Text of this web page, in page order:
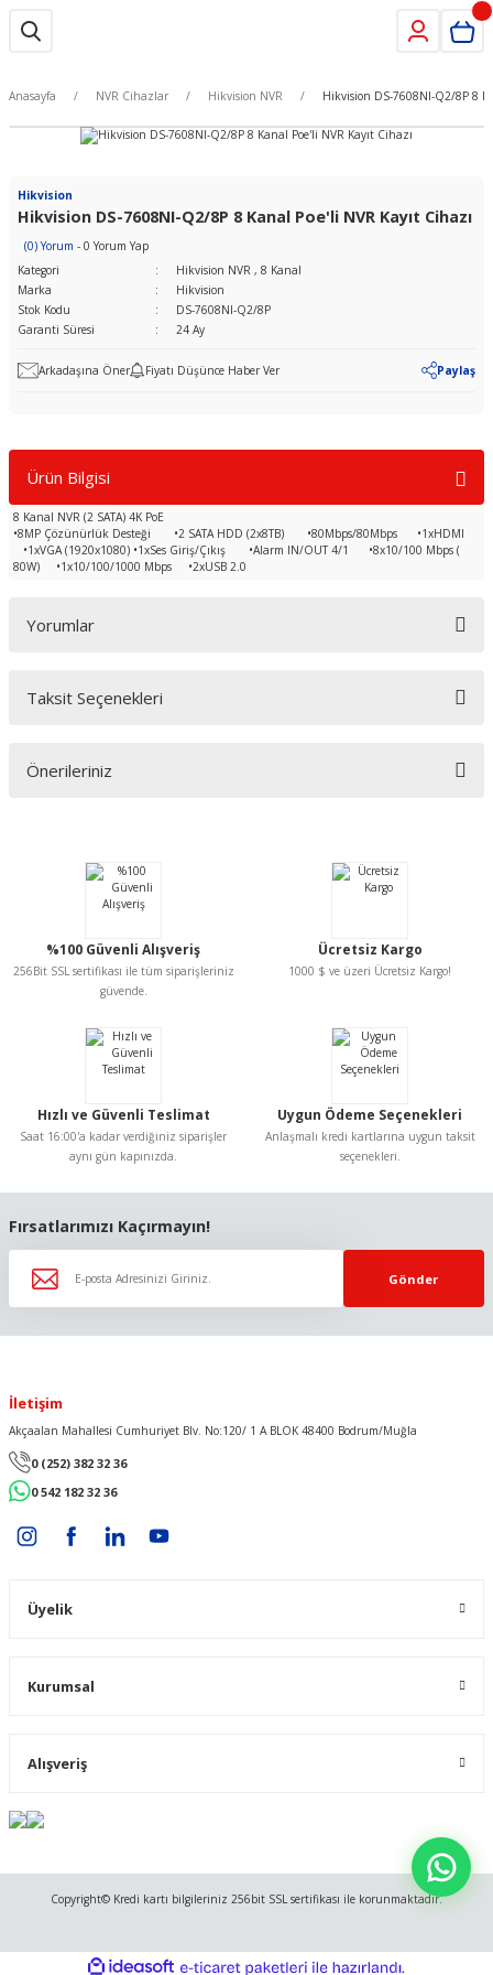
Anasayfa NVR Cihazlar Hikvision NVR Hikvision DS-7608NI-Q2/8P 8
Hikvision
Hikvision DS-7608NI-Q2/8P 8 Kanal Poe'li NVR Kayıt Cihazı
(0) Yorum - 0 Yorum Yap
Kategori
Hikvision NVR , 8 Kanal
Marka
Hikvision
Stok Kodu
DS-7608NI-Q2/8P
Garanti Süresi
24 Ay
Arkadaşına Öner Fiyatı Düşünce Haber Ver Paylaş
Ürün Bilgisi
8 Kanal NVR (2 SATA) 4K PoE
•8MP Çözünürlük Desteği •2 SATA HDD (2x8TB) •80Mbps/80Mbps •1xHDMI
•1xVGA (1920x1080) •1xSes Giriş/Çıkış •Alarm IN/OUT 4/1 •8x10/100 Mbps (
80W) •1x10/100/1000 Mbps •2xUSB 2.0
Yorumlar
Bu ürüne ilk yorumu siz yapın!
Taksit Seçenekleri
Önerileriniz
Görüş ve önerileriniz için teşekkür ederiz.
Ürün açıklamasında eksik bilgiler bulunuyor.
Ürün bilgilerinde hatalar bulunuyor.
Bu ürüne benzer farklı alternatifler olmalı.
%100 Güvenli Alışveriş
256Bit SSL sertifikası ile tüm siparişleriniz
güvende.
Ücretsiz Kargo
1000 $ ve üzeri Ücretsiz Kargo!
Hızlı ve Güvenli Teslimat
Saat 16:00'a kadar verdiğiniz siparişler
aynı gün kapınızda.
Uygun Ödeme Seçenekleri
Anlaşmalı kredi kartlarına uygun taksit
seçenekleri.
Fırsatlarımızı Kaçırmayın!
Gönder
İletişim
Akçaalan Mahallesi Cumhuriyet Blv. No:120/ 1 A BLOK 48400 Bodrum/Muğla
0 (252) 382 32 36
0 542 182 32 36
Üyelik
Kurumsal
Alışveriş
Copyright© Kredi kartı bilgileriniz 256bit SSL sertifikası ile korunmaktadır.
ideasoft e-